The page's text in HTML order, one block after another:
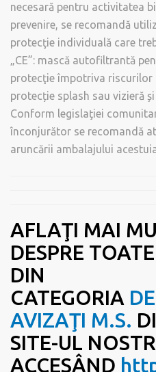
necesară pentru activitatea
prevenire, se recomandă
protecţie individuală care
„CE”: mască autofiltrantă
protecţie împotriva riscurilor
protecție splash sau vizieră
Conform legislaţiei
înconjurător se recomandă
aruncării ambalajului
AFLAŢI MAI
DESPRE
DIN
CATEGORIA
AVIZAŢI M.S.
SITE-UL
ACCESÂND